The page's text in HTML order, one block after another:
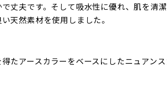
丈夫です。そして吸水性に優れ、肌を清潔
天然素材を使用しました。
たアースカラーをベースにしたニュアン